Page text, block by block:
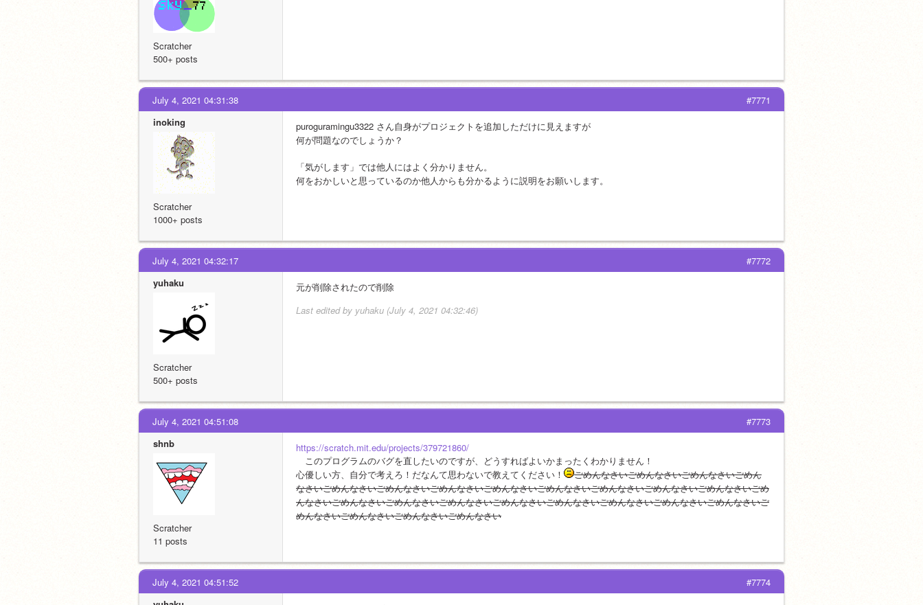
Scratcher
500+ posts
#7771
July 4, 2021 04:31:38
inoking
Scratcher
1000+ posts
puroguramingu3322 さん自身がプロジェクトを追加しただけに見えますが
何が問題なのでしょうか？
「気がします」では他人にはよく分かりません。
何をおかしいと思っているのか他人からも分かるように説明をお願いします。
#7772
July 4, 2021 04:32:17
yuhaku
Scratcher
500+ posts
元が削除されたので削除
Last edited by yuhaku (July 4, 2021 04:32:46)
#7773
July 4, 2021 04:51:08
shnb
Scratcher
11 posts
https://scratch.mit.edu/projects/379721860/
このプログラムのバグを直したいのですが、どうすればよいかまったくわかりません！
心優しい方、自分で考えろ！だなんて思わないで教えてください！
ごめんなさいごめんなさいごめんなさいごめん
なさいごめんなさいごめんなさいごめんなさいごめんなさいごめんなさいごめんなさいごめんなさいごめんなさいごめ
んなさいごめんなさいごめんなさいごめんなさいごめんなさいごめんなさいごめんなさいごめんなさいごめんなさいご
めんなさいごめんなさいごめんなさいごめんなさい
#7774
July 4, 2021 04:51:52